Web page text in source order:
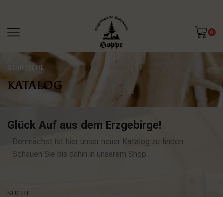
0
STARTSEITE
KATALOG
Glück Auf aus dem Erzgebirge!
Demnächst ist hier unser neuer Katalog zu finden.
Schauen Sie bis dahin in unserem Shop.
SUCHE